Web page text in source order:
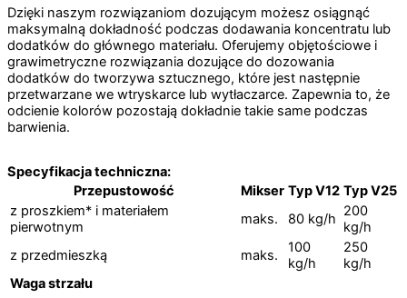
Dzięki naszym rozwiązaniom dozującym możesz osiągnąć
maksymalną dokładność podczas dodawania koncentratu lub
dodatków do głównego materiału. Oferujemy objętościowe i
grawimetryczne rozwiązania dozujące do dozowania
dodatków do tworzywa sztucznego, które jest następnie
przetwarzane we wtryskarce lub wytłaczarce. Zapewnia to, że
odcienie kolorów pozostają dokładnie takie same podczas
barwienia.
Specyfikacja techniczna:
Przepustowość
Mikser Typ V12 Typ V25
z proszkiem* i materiałem
pierwotnym
maks. 80 kg/h 200
kg/h
z przedmieszką
maks.
100
kg/h
250
kg/h
Waga strzału